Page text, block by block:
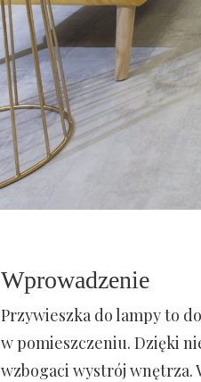
Wprowadzenie
Przywieszka do lampy to
w pomieszczeniu. Dzięki
wzbogaci wystrój wnętrza.